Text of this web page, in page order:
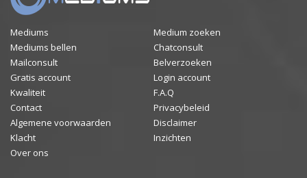
Mediums
Medium zoeken
Mediums bellen
Chatconsult
Mailconsult
Belverzoeken
Gratis account
Login account
Kwaliteit
F.A.Q
Contact
Privacybeleid
Algemene voorwaarden
Disclaimer
Klacht
Inzichten
Over ons